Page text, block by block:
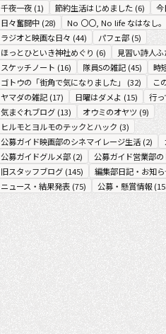
千夜一夜(1) 節約生活はじめました(6) 今
日々奮闘中(28) No 〇〇, No life なはなし。
ラジオと映画な日々 (44) パフェ部(5)
ほっとひといき神社めぐり (6) 見習い詩人
スケッチノート (16) 隊員Sの雑記(45) 時
ゴトウの「街角で気になりました」
(32) こ
ヤマダの雑記(17) 日曜はダメよ (15) 行っ
気まぐれブログ(13) オウミのオヤツ (9)
ヒルモとヨルモのテックとハック (3)
公募ガイド映画部のシネマイレージ生活(2)
公募ガイドグルメ部(2) 公募ガイド営業部
旧スタッフブログ(145) 編集部日記・お知
ニュース・結果発表(75) 公募・懸賞情報(